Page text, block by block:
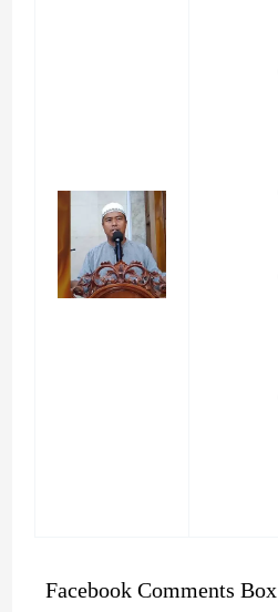
Facebook Comments Box